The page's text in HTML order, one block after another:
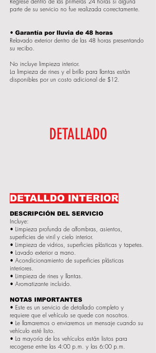
parte de su servicio no fue realizada correctamente.
• Garantía por lluvia de 48 horas
Relavado exterior dentro de las 48 horas presentando
su recibo.
No incluye limpieza interior.
La limpieza de rines y el brillo para llantas están
disponibles por un costo adicional de $12.
DETALLADO
DETALLDO INTERIOR
DESCRIPCIÓN DEL SERVICIO
Incluye:
• Limpieza profunda de alfombras, asientos,
superficies de vinil y cielo interior.
• Limpieza de vidrios, superficies plásticas y tapetes.
• Lavado exterior a mano.
• Acondicionamiento de superficies plásticas
interiores.
• Limpieza de rines y llantas.
• Aromatizante incluido.
NOTAS IMPORTANTES
• Este es un servicio de detallado completo y
requiere que el vehículo se quede con nosotros.
• Le llamaremos o enviaremos un mensaje cuando su
vehículo esté listo.
• La mayoría de los vehículos están listos para
recogerse entre las 4:00 p.m. y las 6:00 p.m.